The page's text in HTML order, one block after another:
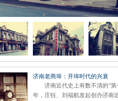
济南老商埠：开埠时代的兴衰
济南近代史上有数不清的“
年，庄钰、刘福航发起创办济